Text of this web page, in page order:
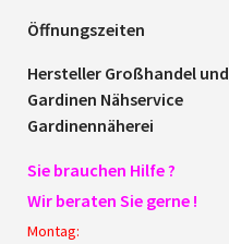
Öffnungszeiten
Hersteller Großhandel und
Gardinen Nähservice
Gardinennäherei
Sie brauchen Hilfe ?
Wir beraten Sie gerne !
Montag: